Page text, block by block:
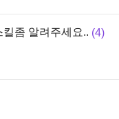
좀 알려주세요.. 4